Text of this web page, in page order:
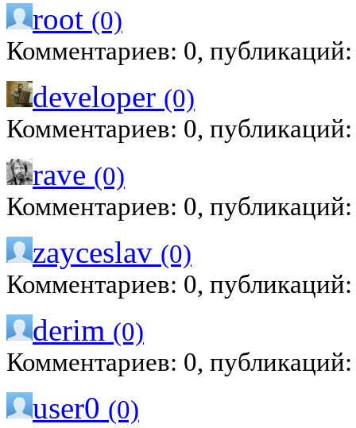
root (0)
Комментариев: 0,
developer (0)
Комментариев: 0,
rave (0)
Комментариев: 0,
zayceslav (0)
Комментариев: 0,
derim (0)
Комментариев: 0,
user0 (0)